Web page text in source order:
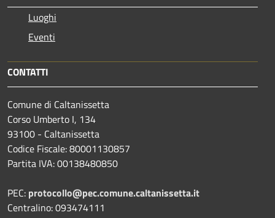
Luoghi
Eventi
CONTATTI
Comune di Caltanissetta
Corso Umberto I, 134
93100 - Caltanissetta
Codice Fiscale: 80001130857
Partita IVA: 00138480850
PEC: protocollo@pec.comune.caltanissetta.it
Centralino: 093474111